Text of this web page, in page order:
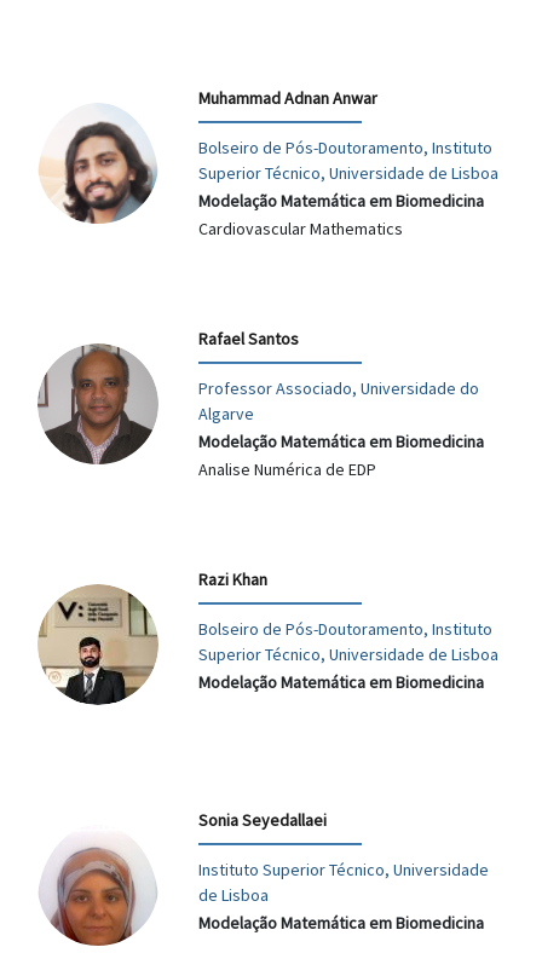
Muhammad Adnan Anwar
Bolseiro de Pós-Doutoramento, Instituto
Superior Técnico, Universidade de Lisboa
Modelação Matemática em Biomedicina
Cardiovascular Mathematics
Rafael Santos
Professor Associado, Universidade do
Algarve
Modelação Matemática em Biomedicina
Analise Numérica de EDP
Razi Khan
Bolseiro de Pós-Doutoramento, Instituto
Superior Técnico, Universidade de Lisboa
Modelação Matemática em Biomedicina
Sonia Seyedallaei
Instituto Superior Técnico, Universidade
de Lisboa
Modelação Matemática em Biomedicina